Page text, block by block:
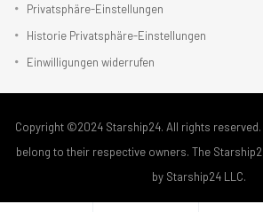
Privatsphäre-Einstellungen
Historie Privatsphäre-Einstellungen
Einwilligungen widerrufen
Copyright ©2024 Starship24. All rights
belong to their respective owners. The
by Starship24 LLC.